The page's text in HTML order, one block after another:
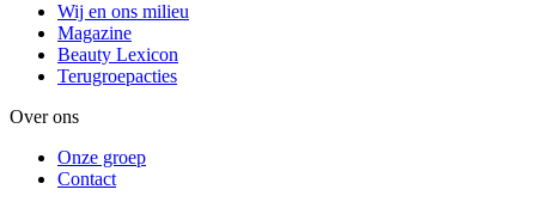
Wij en ons milieu
Magazine
Beauty Lexicon
Terugroepacties
Over ons
Onze groep
Contact